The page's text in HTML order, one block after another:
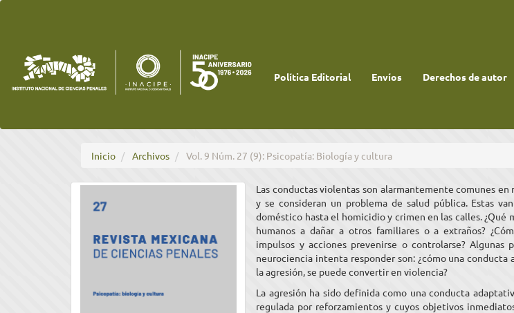
Barra
lateral
Política Editorial Envíos Derechos de autor
Inicio Archivos Vol. 9 Núm. 27 (9): Psicopatía: Biología y cultura
Las conductas violentas son alarmantemente comunes en
y se consideran un problema de salud pública. Estas
doméstico hasta el homicidio y crimen en las calles. ¿Qué
humanos a dañar a otros familiares o a extraños?
impulsos y acciones prevenirse o controlarse? Algunas
neurociencia intenta responder son: ¿cómo una conducta
la agresión, se puede convertir en violencia?
La agresión ha sido definida como una conducta
regulada por reforzamientos y cuyos objetivos